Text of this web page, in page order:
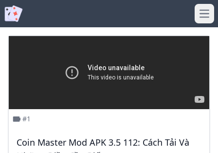
#1
Coin Master Mod APK 3.5 112: Cách Tải Và